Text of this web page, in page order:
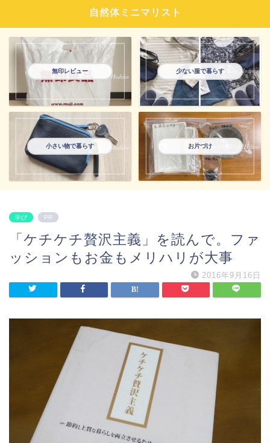
自然体ミニマリスト
無印レビュー 少ない服で暮らす
小さい物で暮らす お片づけ
学び PR
「ケチケチ贅沢主義」を読んで。ファ
ッションもお金もメリハリが大事
2016年9月16日